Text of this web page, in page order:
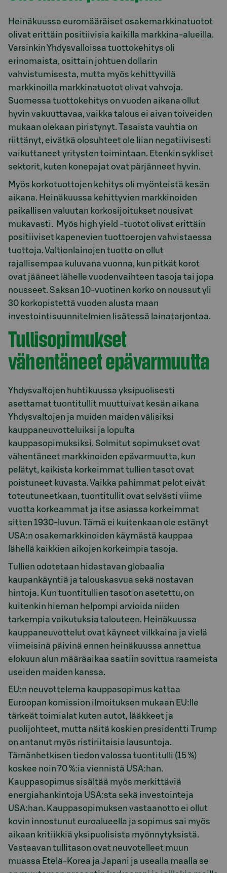
Heinäkuussa euromääräiset osakemarkkinatuotot
olivat erittäin positiivisia kaikilla markkina-alueilla.
Varsinkin Yhdysvalloissa tuottokehitys oli
erinomaista, osittain johtuen dollarin
vahvistumisesta, mutta myös kehittyvillä
markkinoilla markkinatuotot olivat vahvoja.
Suomessa tuottokehitys on vuoden aikana ollut
hyvin vakuuttavaa, vaikka talous ei aivan toiveiden
mukaan olekaan piristynyt. Tasaista vauhtia on
riittänyt, eivätkä olosuhteet ole liian negatiivisesti
vaikuttaneet yritysten toimintaan. Etenkin sykliset
sektorit, kuten konepajat ovat pärjänneet hyvin.
Myös korkotuottojen kehitys oli myönteistä kesän
aikana. Heinäkuussa kehittyvien markkinoiden
paikallisen valuutan korkosijoitukset nousivat
mukavasti. Myös high yield -tuotot olivat erittäin
positiiviset kapenevien tuottoerojen vahvistaessa
tuottoja. Valtionlainojen tuotto on ollut
rajallisempaa kuluvana vuonna, kun pitkät korot
ovat jääneet lähelle vuodenvaihteen tasoja tai jopa
nousseet. Saksan 10-vuotinen korko on noussut yli
30 korkopistettä vuoden alusta maan
investointisuunnitelmien lisätessä lainatarjontaa.
Tullisopimukset
vähentäneet epävarmuutta
Yhdysvaltojen huhtikuussa yksipuolisesti
asettamat tuontitullit muuttuivat kesän aikana
Yhdysvaltojen ja muiden maiden välisiksi
kauppaneuvotteluiksi ja lopulta
kauppasopimuksiksi. Solmitut sopimukset ovat
vähentäneet markkinoiden epävarmuutta, kun
pelätyt, kaikista korkeimmat tullien tasot ovat
poistuneet kuvasta. Vaikka pahimmat pelot eivät
toteutuneetkaan, tuontitullit ovat selvästi viime
vuotta korkeammat ja itse asiassa korkeimmat
sitten 1930-luvun. Tämä ei kuitenkaan ole estänyt
USA:n osakemarkkinoiden käymästä kauppaa
lähellä kaikkien aikojen korkeimpia tasoja.
Tullien odotetaan hidastavan globaalia
kaupankäyntiä ja talouskasvua sekä nostavan
hintoja. Kun tuontitullien tasot on asetettu, on
kuitenkin hieman helpompi arvioida niiden
tarkempia vaikutuksia talouteen. Heinäkuussa
kauppaneuvottelut ovat käyneet vilkkaina ja vielä
viimeisinä päivinä ennen heinäkuussa annettua
elokuun alun määräaikaa saatiin sovittua raameista
useiden maiden kanssa.
EU:n neuvottelema kauppasopimus kattaa
Euroopan komission ilmoituksen mukaan EU:lle
tärkeät toimialat kuten autot, lääkkeet ja
puolijohteet, mutta näitä koskien presidentti Trump
on antanut myös ristiriitaisia lausuntoja.
Tämänhetkisen tiedon valossa tuontitulli (15 %)
koskee noin 70 %:ia viennistä USA:han.
Kauppasopimus sisältää myös merkittäviä
energiahankintoja USA:sta sekä investointeja
USA:han. Kauppasopimuksen vastaanotto ei ollut
kovin innostunut euroalueella ja sopimus sai myös
aikaan kritiikkiä yksipuolisista myönnytyksistä.
Vastaavan tullitason ovat neuvotelleet muun
muassa Etelä-Korea ja Japani ja usealla maalla se